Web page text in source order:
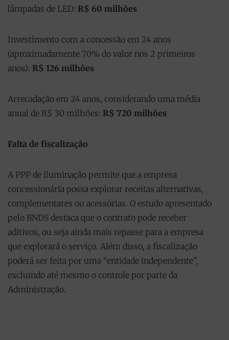
lâmpadas de LED: R$ 60 milhões
Investimento com a concessão em 24 anos
(aproximadamente 70% do valor nos 2 primeiros
anos): R$ 126 milhões
Arrecadação em 24 anos, considerando uma média
anual de R$ 30 milhões: R$ 720 milhões
Falta de fiscalização
A PPP de iluminação permite que a empresa
concessionária possa explorar receitas alternativas,
complementares ou acessórias. O estudo apresentado
pelo BNDS destaca que o contrato pode receber
aditivos, ou seja ainda mais repasse para a empresa
que explorará o serviço. Além disso, a fiscalização
poderá ser feita por uma “entidade independente”,
excluindo até mesmo o controle por parte da
Administração.